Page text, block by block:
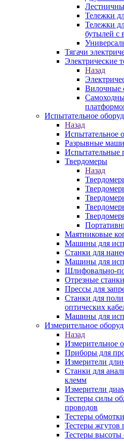
Тележки
Тележки
бутылей с
Тягачи
Электрические
Назад
Вилочные
Испытательное
Назад
Испытательное
Разрывные
Испытательные
Твердомеры
Назад
Маятниковые
Машины для
Станки для
Машины для
Шлифовально-
Отрезные
Прессы для
Станки для
оптических
Машины для
Измерительное
Назад
Измерительное
Приборы для
Измерители
Станки для
клемм
Измерители
Тестеры силы
проводов
Тестеры обмотки
Тестеры жгутов
Тестеры